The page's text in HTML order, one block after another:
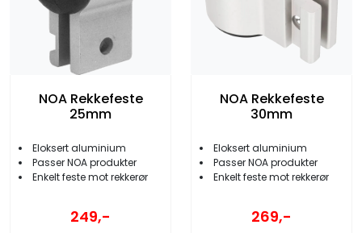
NOA Rekkefeste
25mm
Eloksert aluminium
Passer NOA produkter
Enkelt feste mot rekkerør
249,-
NOA Rekkefeste
30mm
Eloksert aluminium
Passer NOA produkter
Enkelt feste mot rekkerør
269,-